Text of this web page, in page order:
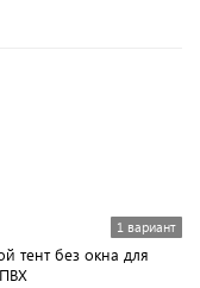
1 вариант
тент без окна для